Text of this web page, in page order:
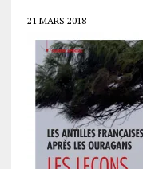
21 MARS 2018